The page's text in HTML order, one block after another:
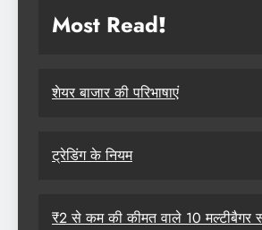
Most Read!
शेयर बाजार की परिभाषाएं
ट्रेडिंग के नियम
₹2 से कम की कीमत वाले 10 मल्टीबैगर